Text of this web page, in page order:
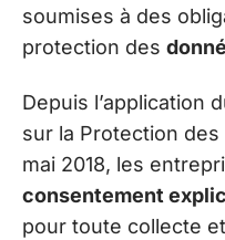
soumises à des
protection des
Depuis l’application
sur la Protection des
mai 2018, les
consentement
pour toute collecte